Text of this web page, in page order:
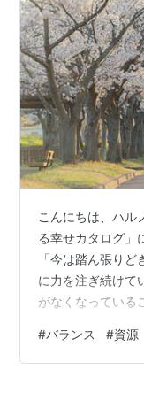
こんにちは、ハル
る幸せカタログ」
「今は踏ん張り
に力を注ぎ続けて
がなくなっている
を覚えたことはあ
いう少しやわらか
#バランス #資源